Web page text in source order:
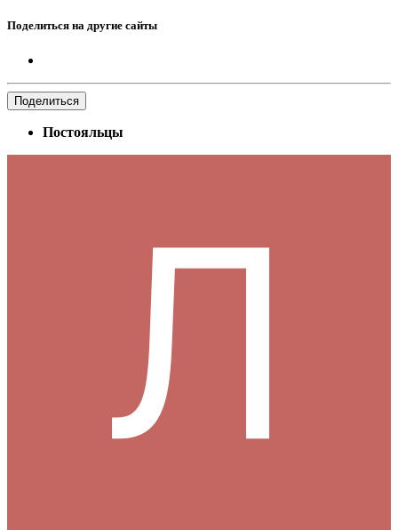
Поделиться на другие сайты
Поделиться
Постояльцы